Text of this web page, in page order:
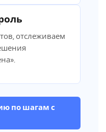
отслеживаем
по шагам с